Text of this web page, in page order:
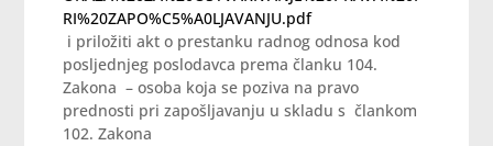
RI%20ZAPO%C5%A0LJAVANJU.pdf
i priložiti akt o prestanku radnog odnosa kod
posljednjeg poslodavca prema članku 104.
Zakona – osoba koja se poziva na pravo
prednosti pri zapošljavanju u skladu s člankom
102. Zakona